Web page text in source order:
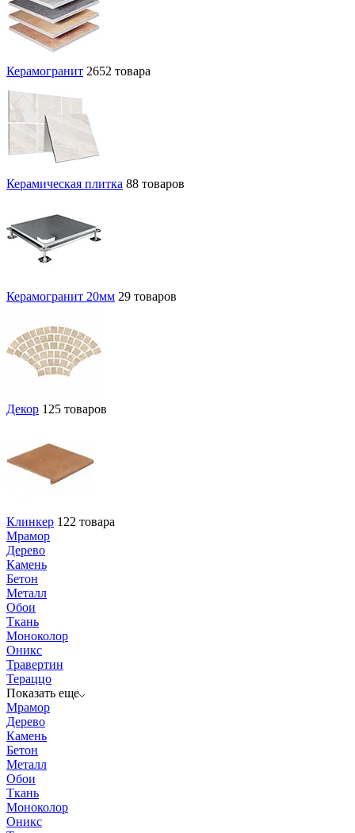
Керамогранит 2652 товара
Керамическая плитка 88 товаров
Керамогранит 20мм 29 товаров
Декор 125 товаров
Клинкер 122 товара
Мрамор
Дерево
Камень
Бетон
Металл
Обои
Ткань
Моноколор
Оникс
Травертин
Тераццо
Показать еще
Мрамор
Дерево
Камень
Бетон
Металл
Обои
Ткань
Моноколор
Оникс